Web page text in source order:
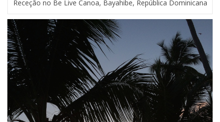
Receção no Be Live Canoa, Bayahibe, República Dominicana